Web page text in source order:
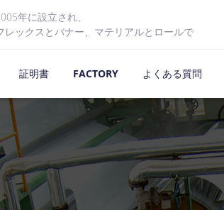
年に設立され、
レックスとバナー、マテリアルとロールで
証明書 FACTORY よくある質問